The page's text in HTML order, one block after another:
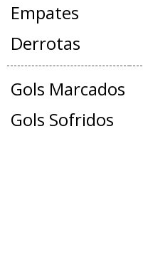
Empates
Derrotas
Gols Marcados
Gols Sofridos